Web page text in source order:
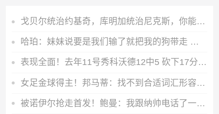
戈贝尔统治约基奇，库明加统治尼克斯，你能信？
哈珀：妹妹说要是我们输了就把我的狗带走 所以我会尽全力打球
表现全面！去年11号秀科沃德12中5 砍下17分10篮板5助攻2盖帽
女足金球得主！邦马蒂：找不到合适词汇形容梅西，他是史上最佳
被诺伊尔抢走首发！鲍曼：我跟纳帅电话了一小时，他也感到很抱歉